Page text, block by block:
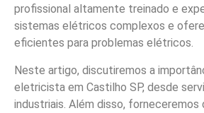
profissional altamente treinado e
sistemas elétricos complexos e
eficientes para problemas elétricos.
Neste artigo, discutiremos a
eletricista em Castilho SP, desde
industriais. Além disso, forneceremos